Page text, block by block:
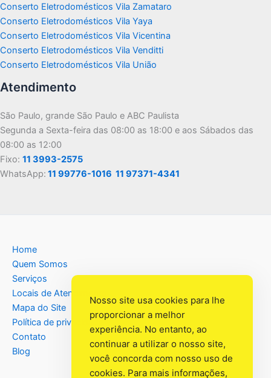
Conserto Eletrodomésticos Vila Zamataro
Conserto Eletrodomésticos Vila Yaya
Conserto Eletrodomésticos Vila Vicentina
Conserto Eletrodomésticos Vila Venditti
Conserto Eletrodomésticos Vila União
Atendimento
São Paulo, grande São Paulo e ABC Paulista
Segunda a Sexta-feira das 08:00 as 18:00 e aos Sábados das
08:00 as 12:00
Fixo: 11 3993-2575
WhatsApp: 11 99776-1016 11 97371-4341
Home
Quem Somos
Serviços
Locais de Atendimento
Mapa do Site
Política de privacidade
Contato
Blog
Nosso site usa cookies para lhe
proporcionar a melhor
experiência. No entanto, ao
continuar a utilizar o nosso site,
você concorda com nosso uso de
cookies. Para mais informações,